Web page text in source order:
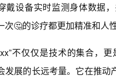
戴设备实时监测身体数据
次🤔的诊疗都更加精准和人
不仅仅是技术的集合，
发展的长远考量。它在推